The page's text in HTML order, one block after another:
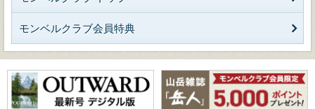
モンベルクラブ会員特典